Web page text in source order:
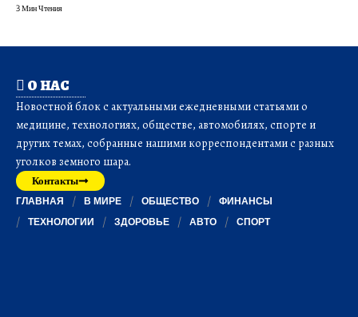
3 Мин Чтения
О НАС
Новостной блок с актуальными ежедневными статьями о
медицине, технологиях, обществе, автомобилях, спорте и
других темах, собранные нашими корреспондентами с разных
уголков земного шара.
Контакты
ГЛАВНАЯ В МИРЕ ОБЩЕСТВО
ФИНАНСЫ
ТЕХНОЛОГИИ
ЗДОРОВЬЕ АВТО СПОРТ